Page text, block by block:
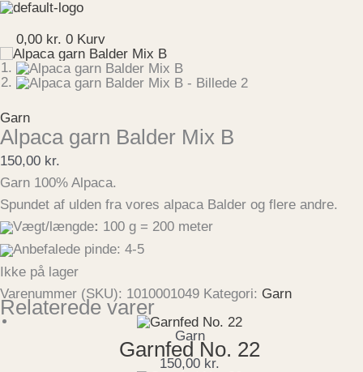
Gå
indholdet
0,00 kr. 0 Kurv
Garn
Alpaca garn Balder Mix B
150,00 kr.
Garn 100% Alpaca.
Spundet af ulden fra vores alpaca Balder og flere andre.
Vægt/længde: 100 g = 200 meter
Anbefalede pinde: 4-5
Ikke på lager
Varenummer (SKU): 1010001049 Kategori: Garn
Relaterede varer
Garn
Garnfed No. 22
150,00 kr.